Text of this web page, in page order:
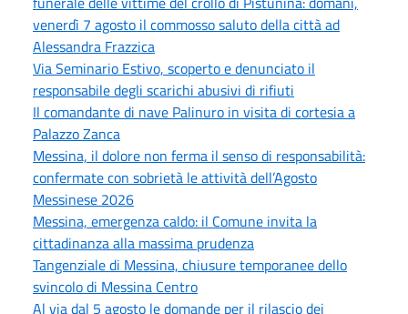
venerdì 7 agosto il commosso saluto della città ad
Alessandra Frazzica
Via Seminario Estivo, scoperto e denunciato il
responsabile degli scarichi abusivi di rifiuti
Il comandante di nave Palinuro in visita di cortesia a
Palazzo Zanca
Messina, il dolore non ferma il senso di responsabilità:
confermate con sobrietà le attività dell’Agosto
Messinese 2026
Messina, emergenza caldo: il Comune invita la
cittadinanza alla massima prudenza
Tangenziale di Messina, chiusure temporanee dello
svincolo di Messina Centro
Al via dal 5 agosto le domande per il rilascio dei